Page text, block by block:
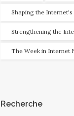
Shaping the
Strengthening the
The Week in Internet
Recherche